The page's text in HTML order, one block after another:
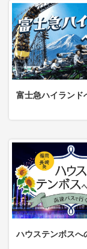
富士急ハイランド
ハウステンボスへ